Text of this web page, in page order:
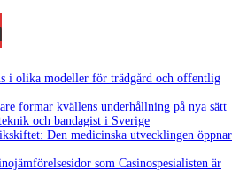
i olika modeller för trädgård och offentlig
formar kvällens underhållning på nya sätt
och bandagist i Sverige
Den medicinska utvecklingen öppnar
som Casinospesialisten är